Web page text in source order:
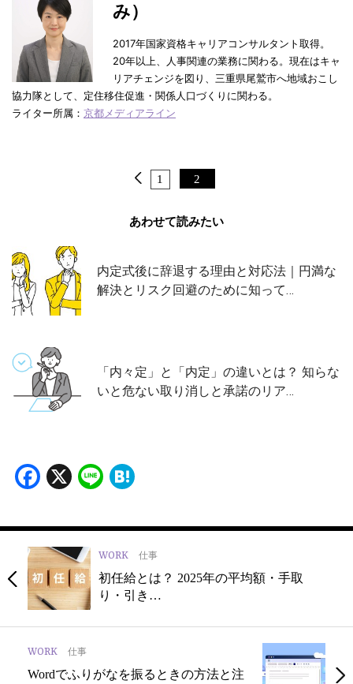
み）
2017年国家資格キャリアコンサルタント取得。
20年以上、人事関連の業務に関わる。現在はキャ
リアチェンジを図り、三重県尾鷲市へ地域おこし
協力隊として、定住移住促進・関係人口づくりに関わる。
ライター所属： 京都メディアライン
1 2
あわせて読みたい
内定式後に辞退する理由と対応法｜円満な
解決とリスク回避のために知って…
「内々定」と「内定」の違いとは？ 知らな
いと危ない取り消しと承諾のリア…
Facebook
X Line
WORK 仕事
初任給とは？ 2025年の平均額・手取
り・引き…
WORK 仕事
Wordでふりがなを振るときの方法と注